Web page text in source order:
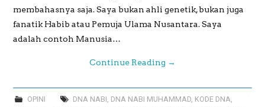
membahasnya saja. Saya bukan ahli genetik, bukan juga
fanatik Habib atau Pemuja Ulama Nusantara. Saya
adalah contoh Manusia…
Continue Reading →
OPINI DNA NABI, DNA NABI MUHAMMAD, KODE DNA,